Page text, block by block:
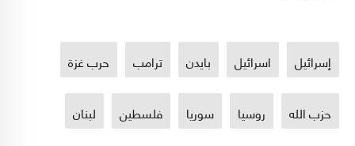
إسرائيل اسرائيل بايدن ترامب حرب غزة
حزب الله روسيا سوريا فلسطين لبنان